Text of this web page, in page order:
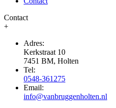
Contact
+
Adres:
Kerkstraat 10
7451 BM, Holten
Tel:
0548-361275
Email:
info@vanbruggenholten.nl